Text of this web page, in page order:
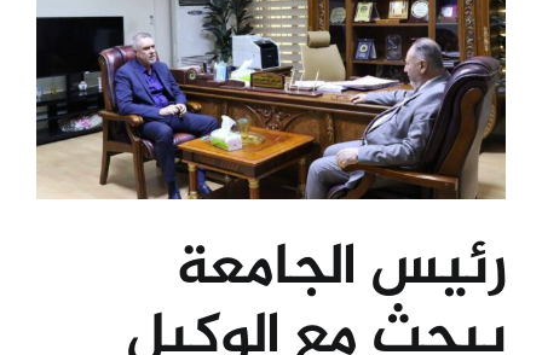
رئيس الجامعة